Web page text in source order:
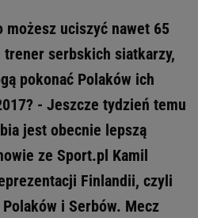
uciszyć nawet 65
serbskich siatkarzy,
pokonać Polaków ich
- Jeszcze tydzień temu
jest obecnie lepszą
ze Sport.pl Kamil
Finlandii, czyli
i Serbów. Mecz